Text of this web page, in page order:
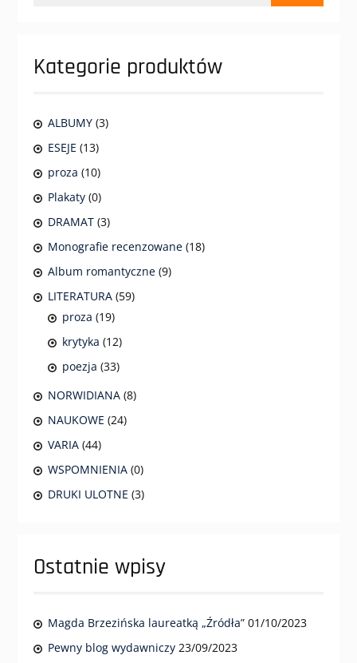
Kategorie produktów
ALBUMY (3)
ESEJE (13)
proza (10)
Plakaty (0)
DRAMAT (3)
Monografie recenzowane (18)
Album romantyczne (9)
LITERATURA (59)
proza (19)
krytyka (12)
poezja (33)
NORWIDIANA (8)
NAUKOWE (24)
VARIA (44)
WSPOMNIENIA (0)
DRUKI ULOTNE (3)
Ostatnie wpisy
Magda Brzezińska laureatką „Źródła” 01/10/2023
Pewny blog wydawniczy 23/09/2023